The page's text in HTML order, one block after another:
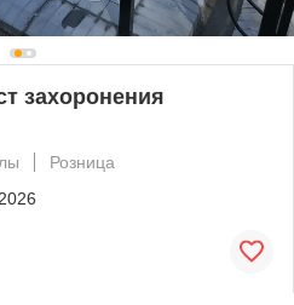
захоронения
Розница